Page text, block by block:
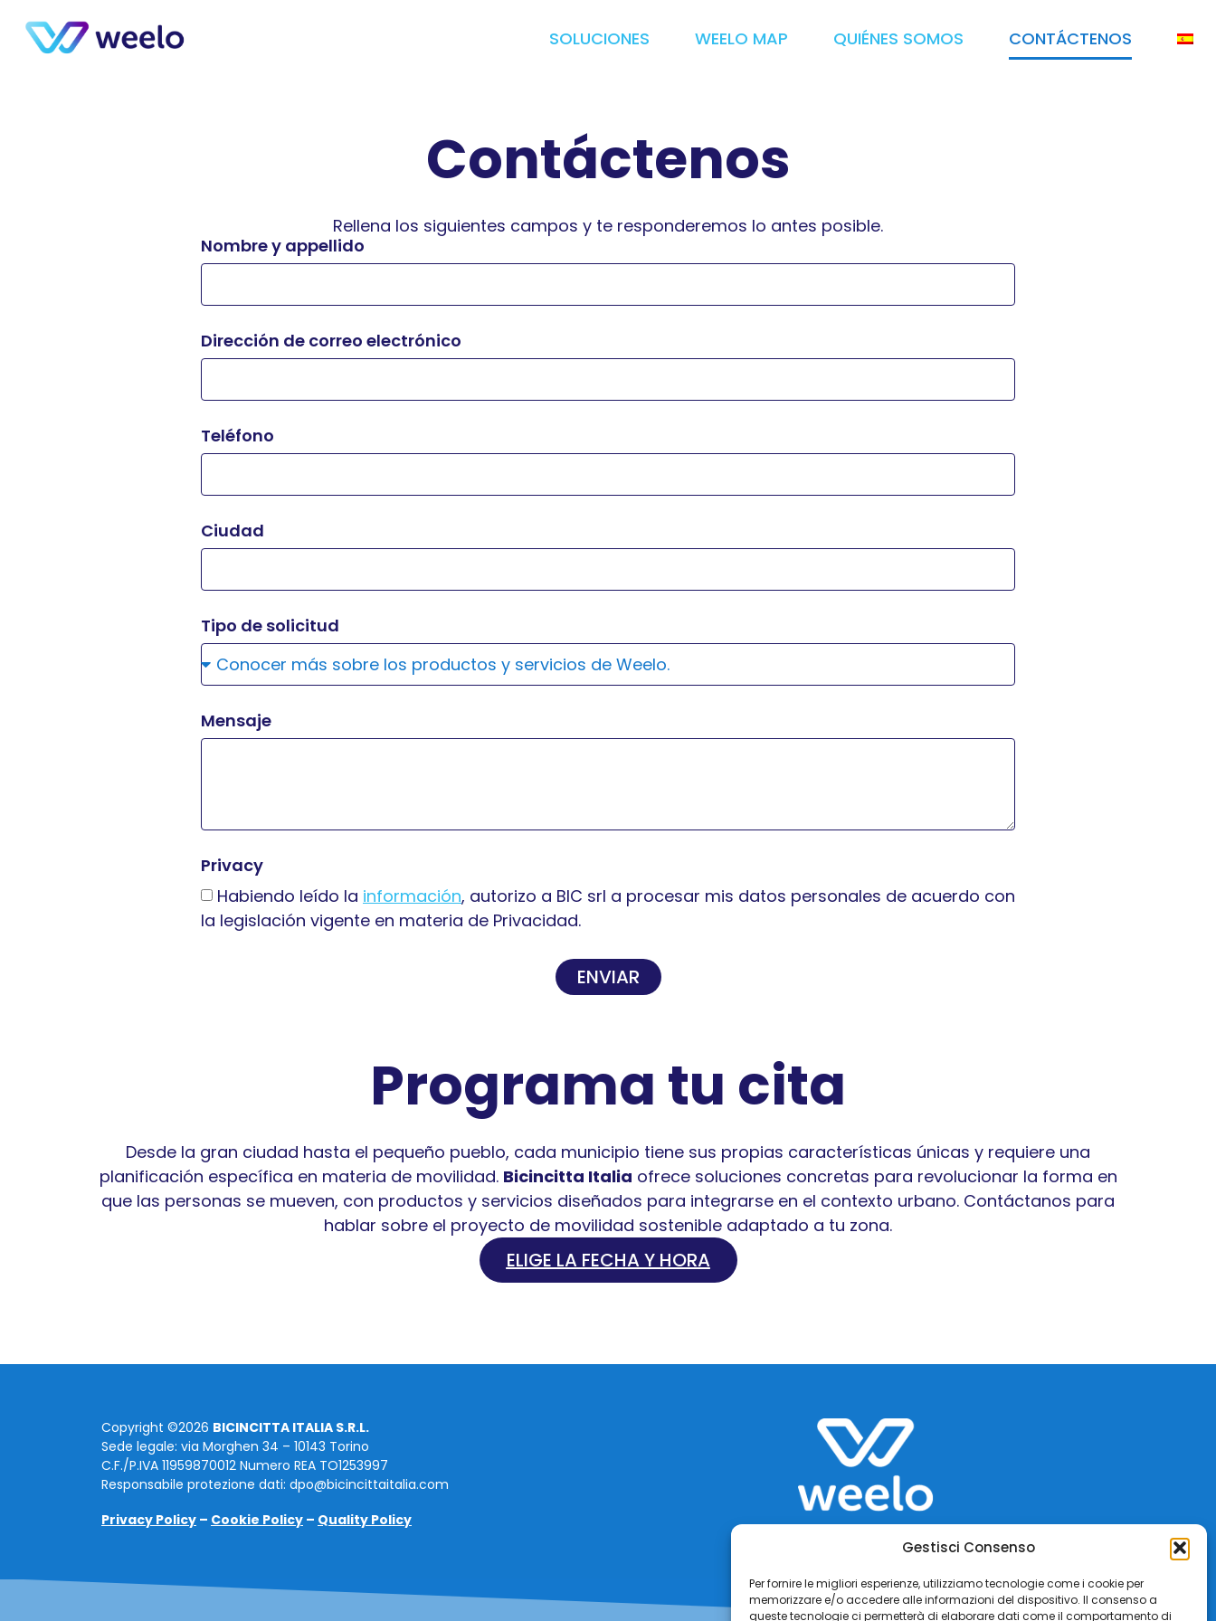
Gestisci Consenso
Per fornire le migliori esperienze, utilizziamo tecnologie come i cookie per
memorizzare e/o accedere alle informazioni del dispositivo. Il consenso a
queste tecnologie ci permetterà di elaborare dati come il comportamento di
SOLUCIONES WEELO MAP QUIÉNES SOMOS CONTÁCTENOS
Contáctenos
Rellena los siguientes campos y te responderemos lo antes posible.
Nombre y appellido
Dirección de correo electrónico
Teléfono
Ciudad
Tipo de solicitud
Mensaje
Privacy
Habiendo leído la información, autorizo ​​a BIC srl a procesar mis datos personales de acuerdo con
la legislación vigente en materia de Privacidad.
ENVIAR
Programa tu cita
Desde la gran ciudad hasta el pequeño pueblo, cada municipio tiene sus propias características únicas y requiere una
planificación específica en materia de movilidad. Bicincitta Italia ofrece soluciones concretas para revolucionar la forma en
que las personas se mueven, con productos y servicios diseñados para integrarse en el contexto urbano. Contáctanos para
hablar sobre el proyecto de movilidad sostenible adaptado a tu zona.
ELIGE LA FECHA Y HORA
Copyright ©2026 BICINCITTA ITALIA S.R.L.
Sede legale: via Morghen 34 – 10143 Torino
C.F./P.IVA 11959870012 Numero REA TO1253997
Responsabile protezione dati: dpo@bicincittaitalia.com
Privacy Policy – Cookie Policy – Quality Policy